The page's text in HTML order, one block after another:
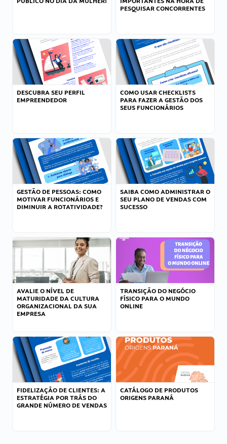
PESQUISAR CONCORRENTES
DESCUBRA SEU PERFIL
EMPREENDEDOR
COMO USAR CHECKLISTS
PARA FAZER A GESTÃO DOS
SEUS FUNCIONÁRIOS
GESTÃO DE PESSOAS: COMO
MOTIVAR FUNCIONÁRIOS E
DIMINUIR A ROTATIVIDADE?
SAIBA COMO ADMINISTRAR O
SEU PLANO DE VENDAS COM
SUCESSO
AVALIE O NÍVEL DE
MATURIDADE DA CULTURA
ORGANIZACIONAL DA SUA
EMPRESA
TRANSIÇÃO DO NEGÓCIO
FÍSICO PARA O MUNDO
ONLINE
FIDELIZAÇÃO DE CLIENTES: A
ESTRATÉGIA POR TRÁS DO
GRANDE NÚMERO DE VENDAS
CATÁLOGO DE PRODUTOS
ORIGENS PARANÁ